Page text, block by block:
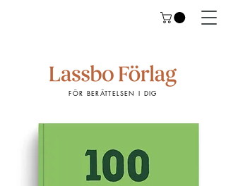
FÖR BERÄTTELSEN I DIG